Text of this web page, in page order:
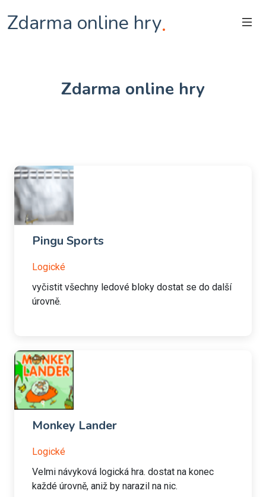
Zdarma online hry.
Zdarma online hry
Pingu Sports
Logické
vyčistit všechny ledové bloky dostat se do další
úrovně.
Monkey Lander
Logické
Velmi návyková logická hra. dostat na konec
každé úrovně, aniž by narazil na nic.